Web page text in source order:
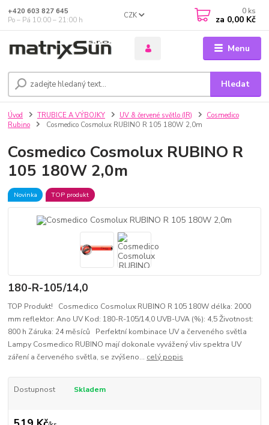
Menu
CZK
Hledat
+420 603 827 645
Po – Pá 10:00 – 21:00 h
0 ks
za 0,00 Kč
Úvod TRUBICE A VÝBOJKY UV & červené světlo (IR)
Cosmedico
Rubino
Cosmedico Cosmolux RUBINO R 105 180W 2,0m
Cosmedico Cosmolux RUBINO R
105 180W 2,0m
Novinka TOP produkt
180-R-105/14,0
TOP Produkt! Cosmedico Cosmolux RUBINO R 105 180W délka: 2000
mm reflektor: Ano UV Kod: 180-R-105/14,0 UVB-UVA (%): 4,5 Životnost:
800 h Záruka: 24 měsíců Perfektní kombinace UV a červeného světla
Lampy Cosmedico RUBINO mají dokonale vyvážený vliv spektra UV
záření a červeného světla, se zvýšeno... celý popis
Dostupnost Skladem